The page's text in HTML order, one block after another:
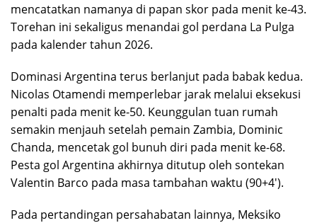
mencatatkan namanya di papan skor pada menit ke-43.
Torehan ini sekaligus menandai gol perdana La Pulga
pada kalender tahun 2026.
Dominasi Argentina terus berlanjut pada babak kedua.
Nicolas Otamendi memperlebar jarak melalui eksekusi
penalti pada menit ke-50. Keunggulan tuan rumah
semakin menjauh setelah pemain Zambia, Dominic
Chanda, mencetak gol bunuh diri pada menit ke-68.
Pesta gol Argentina akhirnya ditutup oleh sontekan
Valentin Barco pada masa tambahan waktu (90+4′).
Pada pertandingan persahabatan lainnya, Meksiko